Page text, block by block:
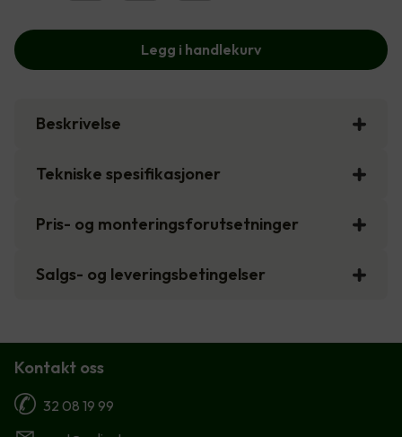
Legg i handlekurv
Beskrivelse
Tekniske spesifikasjoner
Pris- og monteringsforutsetninger
Salgs- og leveringsbetingelser
Kontakt oss
32 08 19 99